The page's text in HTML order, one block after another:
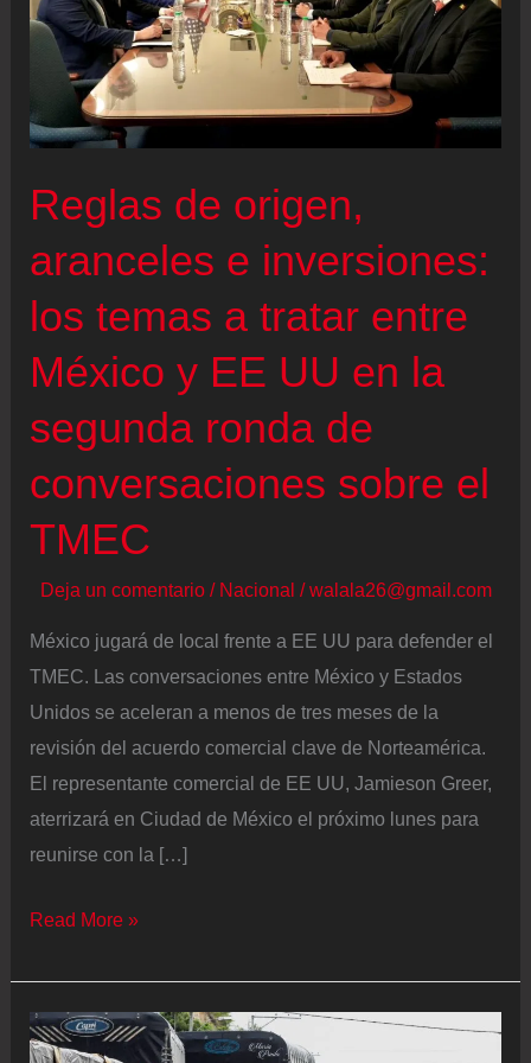
Reglas de origen,
aranceles e inversiones:
los temas a tratar entre
México y EE UU en la
segunda ronda de
conversaciones sobre el
TMEC
Deja un comentario / Nacional /walala26@gmail.com
México jugará de local frente a EE UU para defender el
TMEC. Las conversaciones entre México y Estados
Unidos se aceleran a menos de tres meses de la
revisión del acuerdo comercial clave de Norteamérica.
El representante comercial de EE UU, Jamieson Greer,
aterrizará en Ciudad de México el próximo lunes para
reunirse con la […]
Reglas
origen,
aranceles
Read More »